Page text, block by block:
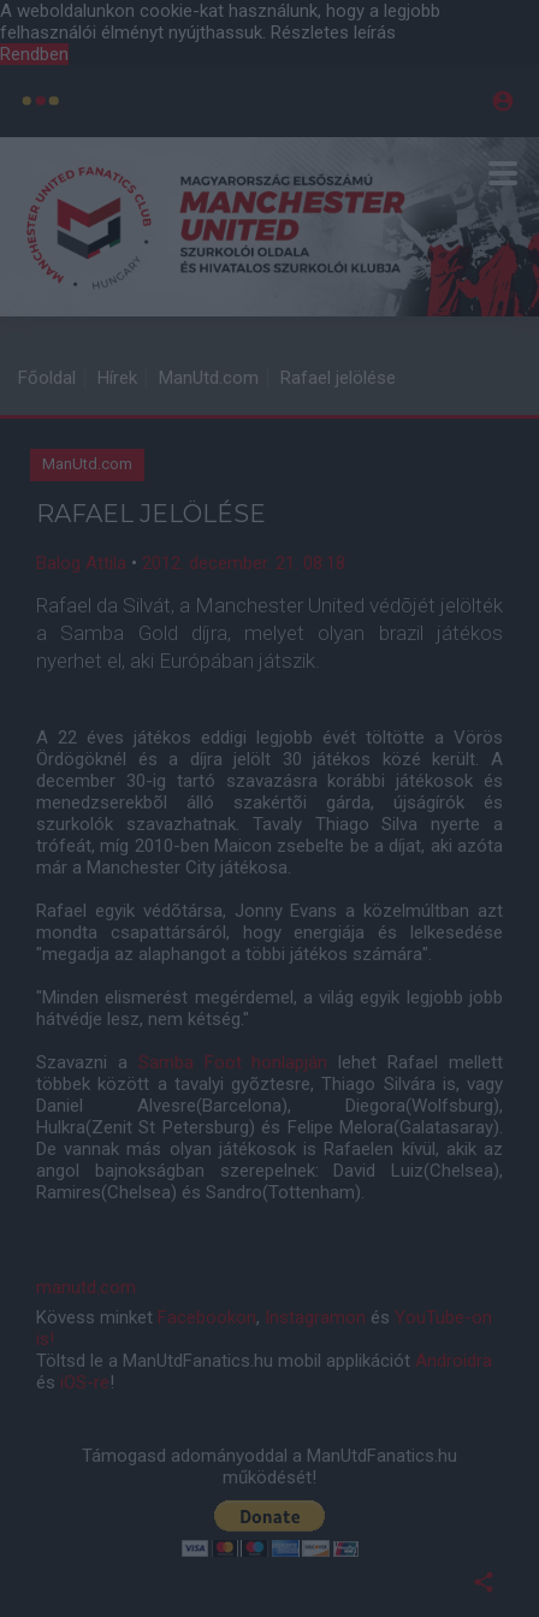
A weboldalunkon cookie-kat használunk, hogy a legjobb
felhasználói élményt nyújthassuk. Részletes leírás
Rendben
Főoldal Hírek ManUtd.com Rafael jelölése
ManUtd.com
RAFAEL JELÖLÉSE
Balog Attila • 2012. december. 21. 08:18
Rafael da Silvát, a Manchester United védõjét jelölték
a Samba Gold díjra, melyet olyan brazil játékos
nyerhet el, aki Európában játszik.
A 22 éves játékos eddigi legjobb évét töltötte a Vörös
Ördögöknél és a díjra jelölt 30 játékos közé került. A
december 30-ig tartó szavazásra korábbi játékosok és
menedzserekbõl álló szakértõi gárda, újságírók és
szurkolók szavazhatnak. Tavaly Thiago Silva nyerte a
trófeát, míg 2010-ben Maicon zsebelte be a díjat, aki azóta
már a Manchester City játékosa.
Rafael egyik védõtársa, Jonny Evans a közelmúltban azt
mondta csapattársáról, hogy energiája és lelkesedése
"megadja az alaphangot a többi játékos számára".
"Minden elismerést megérdemel, a világ egyik legjobb jobb
hátvédje lesz, nem kétség."
Szavazni a Samba Foot honlapján lehet Rafael mellett
többek között a tavalyi gyõztesre, Thiago Silvára is, vagy
Daniel Alvesre(Barcelona), Diegora(Wolfsburg),
Hulkra(Zenit St Petersburg) és Felipe Melora(Galatasaray).
De vannak más olyan játékosok is Rafaelen kívül, akik az
angol bajnokságban szerepelnek: David Luiz(Chelsea),
Ramires(Chelsea) és Sandro(Tottenham).
manutd.com
Kövess minket Facebookon, Instagramon és YouTube-on
is!
Töltsd le a ManUtdFanatics.hu mobil applikációt Androidra
és iOS-re!
Támogasd adományoddal a ManUtdFanatics.hu
működését!